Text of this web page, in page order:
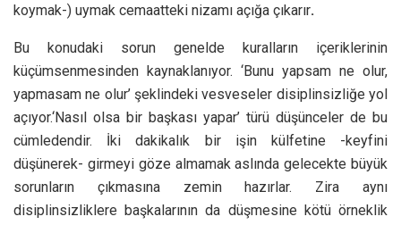
koymak-) uymak cemaatteki nizamı açığa çıkarır.
Bu konudaki sorun genelde kuralların içeriklerinin
küçümsenmesinden kaynaklanıyor. ‘Bunu yapsam ne olur,
yapmasam ne olur’ şeklindeki vesveseler disiplinsizliğe yol
açıyor.‘Nasıl olsa bir başkası yapar’ türü düşünceler de bu
cümledendir. İki dakikalık bir işin külfetine -keyfini
düşünerek- girmeyi göze almamak aslında gelecekte büyük
sorunların çıkmasına zemin hazırlar. Zira aynı
disiplinsizliklere başkalarının da düşmesine kötü örneklik